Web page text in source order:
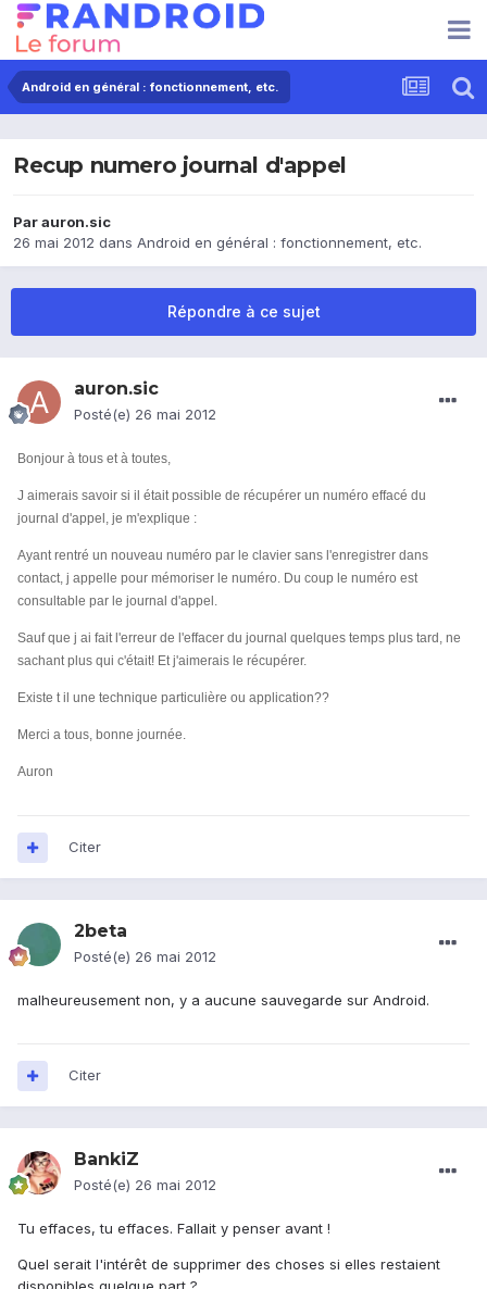
Android en général : fonctionnement, etc.
Recup numero journal d'appel
Parauron.sic
26 mai 2012 dans Android en général : fonctionnement, etc.
Répondre à ce sujet
auron.sic
Posté(e) 26 mai 2012
Bonjour à tous et à toutes,
J aimerais savoir si il était possible de récupérer un numéro effacé du
journal d'appel, je m'explique :
Ayant rentré un nouveau numéro par le clavier sans l'enregistrer dans
contact, j appelle pour mémoriser le numéro. Du coup le numéro est
consultable par le journal d'appel.
Sauf que j ai fait l'erreur de l'effacer du journal quelques temps plus tard, ne
sachant plus qui c'était! Et j'aimerais le récupérer.
Existe t il une technique particulière ou application??
Merci a tous, bonne journée.
Auron
Citer
2beta
Posté(e) 26 mai 2012
malheureusement non, y a aucune sauvegarde sur Android.
Citer
BankiZ
Posté(e) 26 mai 2012
Tu effaces, tu effaces. Fallait y penser avant !
Quel serait l'intérêt de supprimer des choses si elles restaient